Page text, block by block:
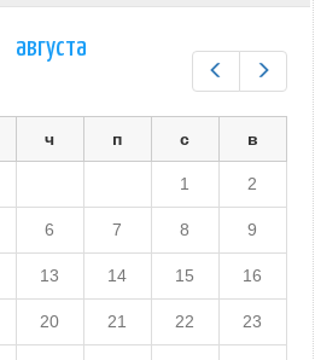
августа
ч п с в
1 2
6 7 8 9
13 14 15 16
20 21 22 23